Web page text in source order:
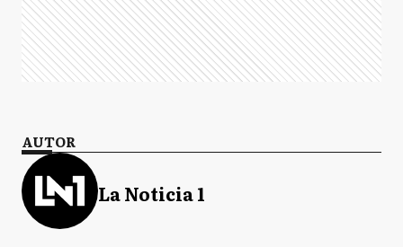
AUTOR
La Noticia 1